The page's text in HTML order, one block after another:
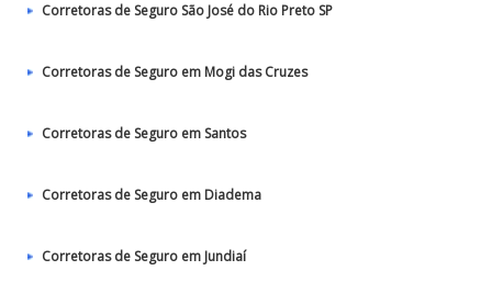
Corretoras de Seguro São José do Rio Preto SP
Corretoras de Seguro em Mogi das Cruzes
Corretoras de Seguro em Santos
Corretoras de Seguro em Diadema
Corretoras de Seguro em Jundiaí